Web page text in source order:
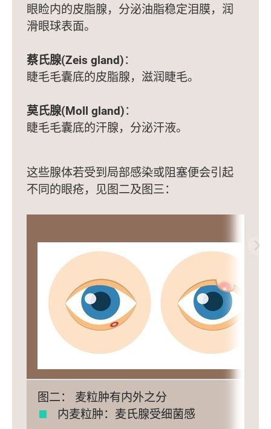
眼睑内的皮脂腺，分泌油脂稳定泪膜，润
滑眼球表面。
蔡氏腺(Zeis gland)：
睫毛毛囊底的皮脂腺，滋润睫毛。
莫氏腺(Moll gland)：
睫毛毛囊底的汗腺，分泌汗液。
这些腺体若受到局部感染或阻塞便会引起
不同的眼疮，见图二及图三：
图二： 麦粒肿有内外之分
内麦粒肿：麦氏腺受细菌感